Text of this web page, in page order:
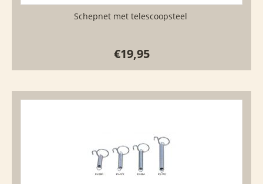
Schepnet met telescoopsteel
€19,95